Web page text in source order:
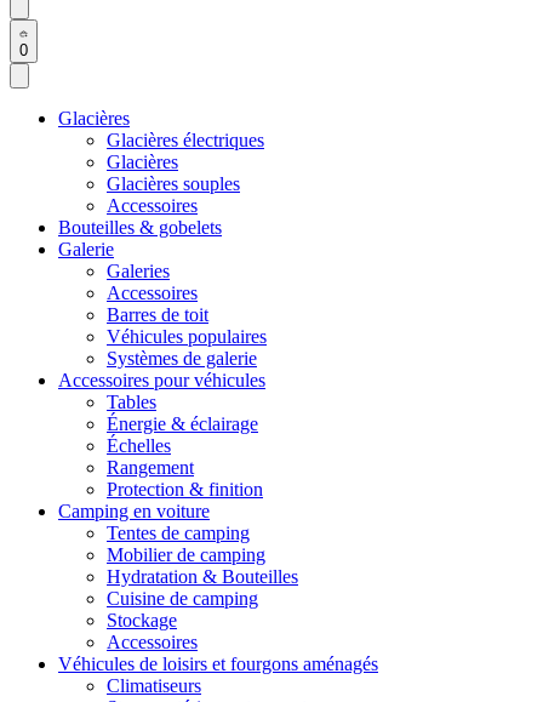
0
Glacières
Glacières électriques
Glacières
Glacières souples
Accessoires
Bouteilles & gobelets
Galerie
Galeries
Accessoires
Barres de toit
Véhicules populaires
Systèmes de galerie
Accessoires pour véhicules
Tables
Énergie & éclairage
Échelles
Rangement
Protection & finition
Camping en voiture
Tentes de camping
Mobilier de camping
Hydratation & Bouteilles
Cuisine de camping
Stockage
Accessoires
Véhicules de loisirs et fourgons aménagés
Climatiseurs